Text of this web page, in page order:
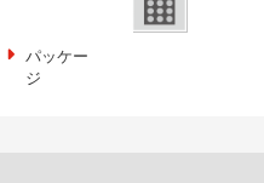
パッケー
ジ